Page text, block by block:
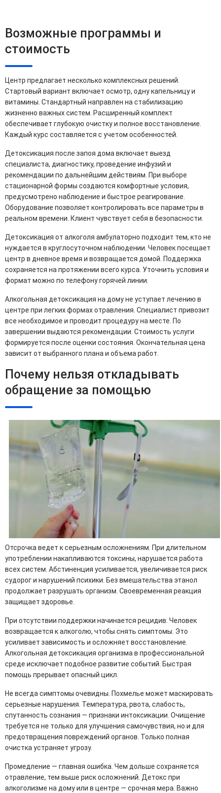
Возможные программы и
стоимость
Центр предлагает несколько комплексных решений.
Стартовый вариант включает осмотр, одну капельницу и
витамины. Стандартный направлен на стабилизацию
жизненно важных систем. Расширенный комплект
обеспечивает глубокую очистку и полное восстановление.
Каждый курс составляется с учетом особенностей.
Детоксикация после запоя дома включает выезд
специалиста, диагностику, проведение инфузий и
рекомендации по дальнейшим действиям. При выборе
стационарной формы создаются комфортные условия,
предусмотрено наблюдение и быстрое реагирование.
Оборудование позволяет контролировать все параметры в
реальном времени. Клиент чувствует себя в безопасности.
Детоксикация от алкоголя амбулаторно подходит тем, кто не
нуждается в круглосуточном наблюдении. Человек посещает
центр в дневное время и возвращается домой. Поддержка
сохраняется на протяжении всего курса. Уточнить условия и
формат можно по телефону горячей линии.
Алкогольная детоксикация на дому не уступает лечению в
центре при легких формах отравления. Специалист привозит
все необходимое и проводит процедуру на месте. По
завершении выдаются рекомендации. Стоимость услуги
формируется после оценки состояния. Окончательная цена
зависит от выбранного плана и объема работ.
Почему нельзя откладывать
обращение за помощью
Отсрочка ведет к серьезным осложнениям. При длительном
употреблении накапливаются токсины, нарушается работа
всех систем. Абстиненция усиливается, увеличивается риск
судорог и нарушений психики. Без вмешательства этанол
продолжает разрушать организм. Своевременная реакция
защищает здоровье.
При отсутствии поддержки начинается рецидив. Человек
возвращается к алкоголю, чтобы снять симптомы. Это
усиливает зависимость и осложняет восстановление.
Алкогольная детоксикация организма в профессиональной
среде исключает подобное развитие событий. Быстрая
помощь прерывает опасный цикл.
Не всегда симптомы очевидны. Похмелье может маскировать
серьезные нарушения. Температура, рвота, слабость,
спутанность сознания — признаки интоксикации. Очищение
требуется не только для улучшения самочувствия, но и для
предотвращения повреждений органов. Только полная
очистка устраняет угрозу.
Промедление — главная ошибка. Чем дольше сохраняется
отравление, тем выше риск осложнений. Детокс при
алкоголизме на дому или в центре — срочная мера. Важно